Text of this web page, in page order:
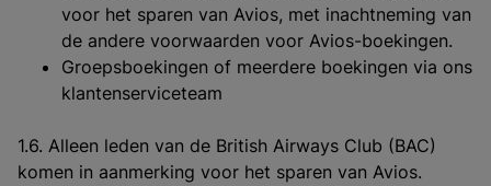
voor het sparen van Avios, met inachtneming van
de andere voorwaarden voor Avios-boekingen.
Groepsboekingen of meerdere boekingen via ons
klantenserviceteam
1.6. Alleen leden van de British Airways Club (BAC)
komen in aanmerking voor het sparen van Avios.